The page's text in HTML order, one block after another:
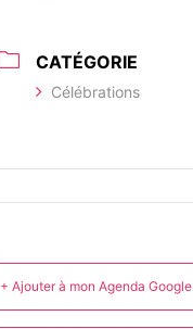
CATÉGORIE
Célébrations
+ Ajouter à mon Agenda Google